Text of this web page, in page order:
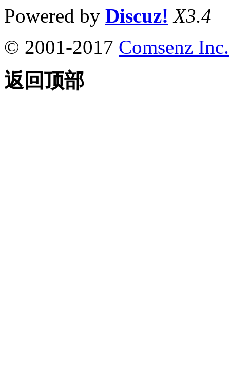
Powered by Discuz! X3.4
© 2001-2017 Comsenz Inc.
返回顶部